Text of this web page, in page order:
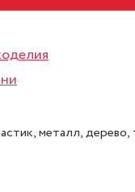
металл,